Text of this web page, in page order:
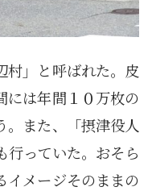
村」と呼ばれた。皮
には年間１０万枚の
。また、「摂津役人
行っていた。おそら
イメージそのままの